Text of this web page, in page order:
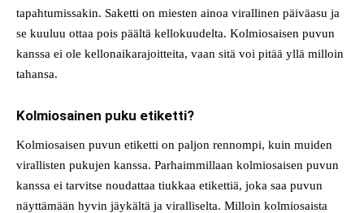
tapahtumissakin. Saketti on miesten ainoa virallinen päiväasu ja
se kuuluu ottaa pois päältä kellokuudelta. Kolmiosaisen puvun
kanssa ei ole kellonaikarajoitteita, vaan sitä voi pitää yllä milloin
tahansa.
Kolmiosainen puku etiketti?
Kolmiosaisen puvun etiketti on paljon rennompi, kuin muiden
virallisten pukujen kanssa. Parhaimmillaan kolmiosaisen puvun
kanssa ei tarvitse noudattaa tiukkaa etikettiä, joka saa puvun
näyttämään hyvin jäykältä ja viralliselta. Milloin kolmiosaista